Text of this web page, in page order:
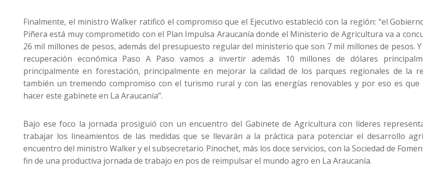
Finalmente, el ministro Walker ratificó el compromiso que el Ejecutivo estableció con la región: “el
Piñera está muy comprometido con el Plan Impulsa Araucanía donde el Ministerio de Agricultura va a
26 mil millones de pesos, además del presupuesto regular del ministerio que son 7 mil millones de pesos.
recuperación económica Paso A Paso vamos a invertir además 10 millones de dólares
principalmente en forestación, principalmente en mejorar la calidad de los parques regionales de la
también un tremendo compromiso con el turismo rural y con las energías renovables y por eso es que
hacer este gabinete en La Araucanía”.
Bajo ese foco la jornada prosiguió con un encuentro del Gabinete de Agricultura con líderes
trabajar los lineamientos de las medidas que se llevarán a la práctica para potenciar el desarrollo
encuentro del ministro Walker y el subsecretario Pinochet, más los doce servicios, con la Sociedad de
fin de una productiva jornada de trabajo en pos de reimpulsar el mundo agro en La Araucanía.